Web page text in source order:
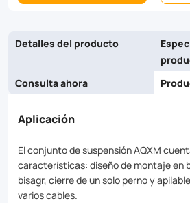
Detalles del producto
Consulta ahora
Aplicación
El conjunto de suspensión AQXM
características: diseño de montaje en
bisagr, cierre de un solo perno y
varios cables.